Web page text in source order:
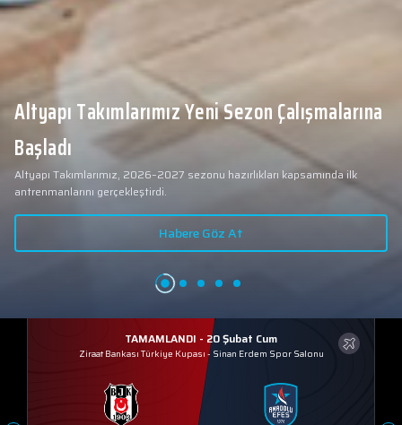
Altyapı Takımlarımız Yeni Sezon Çalışmalarına
Başladı
Altyapı Takımlarımız, 2026–2027 sezonu hazırlıkları kapsamında ilk
antrenmanlarını gerçekleştirdi.
Habere Göz At
TAMAMLANDI - 20 Şubat Cum
Ziraat Bankası Türkiye Kupası - Sinan Erdem Spor Salonu